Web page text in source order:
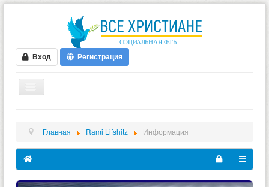
Вход Регистрация
ФОРУМ
ВИДЕО
БЛОГИ
Главная Rami Lifshitz Информация